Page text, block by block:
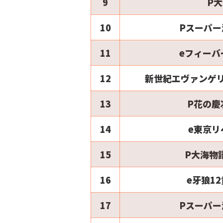
10
Pスーパ
11
eフィー
12
新世紀エヴァンゲ
13
P花の
14
e東京リ
15
P大海物
16
e牙狼
17
Pスーパ